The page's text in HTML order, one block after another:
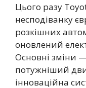
Цього разу
несподіванку
розкішних
оновлений
Основні зміни
потужніший
інноваційна